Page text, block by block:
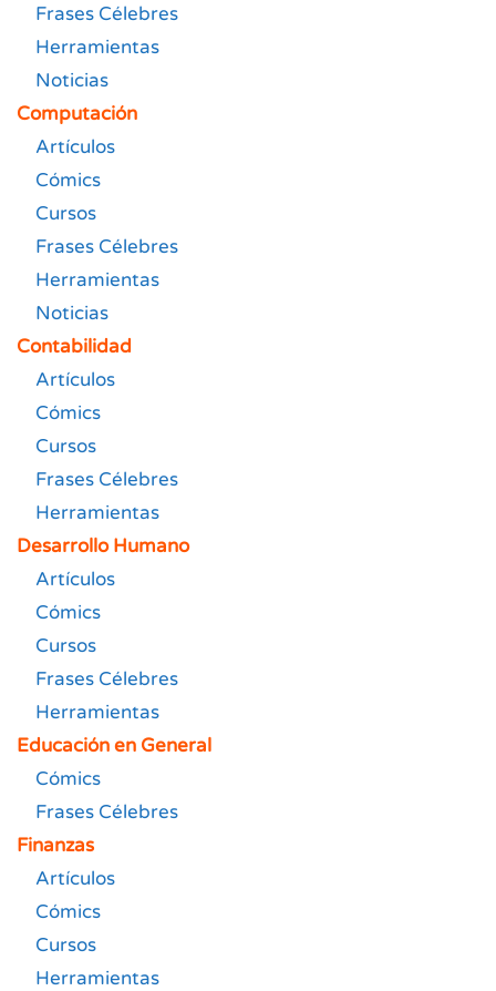
Frases Célebres
Herramientas
Noticias
Computación
Artículos
Cómics
Cursos
Frases Célebres
Herramientas
Noticias
Contabilidad
Artículos
Cómics
Cursos
Frases Célebres
Herramientas
Desarrollo Humano
Artículos
Cómics
Cursos
Frases Célebres
Herramientas
Educación en General
Cómics
Frases Célebres
Finanzas
Artículos
Cómics
Cursos
Herramientas